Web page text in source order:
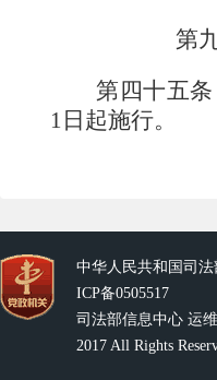
第
第四十五
1日起施行。
中华人民共和国司
ICP备0505517
司法部信息中心 运
2017 All Rights